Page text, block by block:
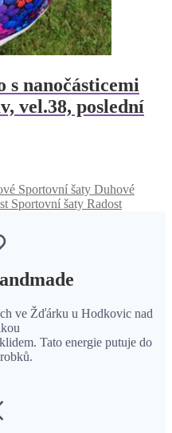
nanočásticemi
vel.38, poslední
Sportovní šaty Duhové
Sportovní šaty Radost
ve Žďárku u Hodkovic nad
Tato energie putuje do